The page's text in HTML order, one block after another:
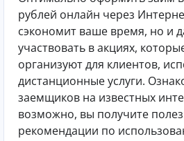
рублей онлайн через
сэкономит ваше время, но и
участвовать в акциях,
организуют для клиентов,
дистанционные услуги.
заемщиков на известных
возможно, вы получите
рекомендации по